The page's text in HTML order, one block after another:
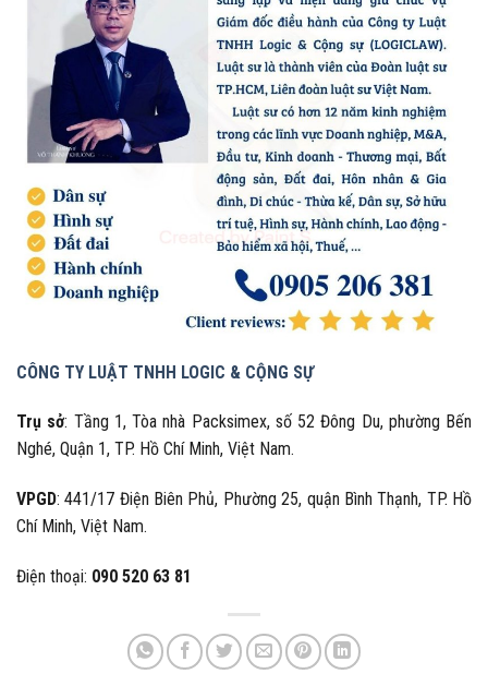
CÔNG TY LUẬT TNHH LOGIC & CỘNG SỰ
Trụ sở: Tầng 1, Tòa nhà Packsimex, số 52 Đông Du, phường Bến
Nghé, Quận 1, TP. Hồ Chí Minh, Việt Nam.
VPGD: 441/17 Điện Biên Phủ, Phường 25, quận Bình Thạnh, TP. Hồ
Chí Minh, Việt Nam.
Điện thoại: 090 520 63 81